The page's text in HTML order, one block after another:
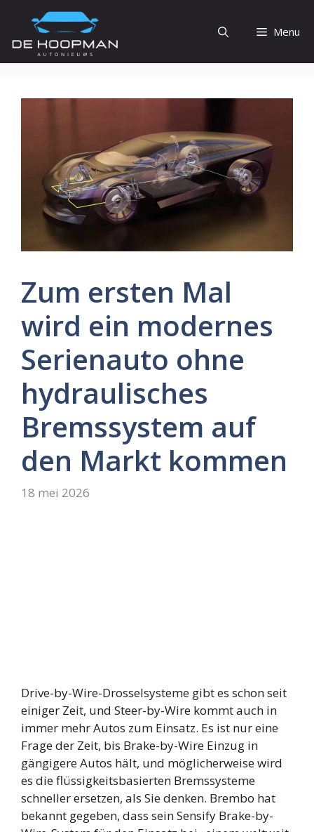
de
inhoud
Menu
Zum ersten Mal
wird ein modernes
Serienauto ohne
hydraulisches
Bremssystem auf
den Markt kommen
18 mei 2026
Drive-by-Wire-Drosselsysteme gibt es schon seit
einiger Zeit, und Steer-by-Wire kommt auch in
immer mehr Autos zum Einsatz. Es ist nur eine
Frage der Zeit, bis Brake-by-Wire Einzug in
gängigere Autos hält, und möglicherweise wird
es die flüssigkeitsbasierten Bremssysteme
schneller ersetzen, als Sie denken. Brembo hat
bekannt gegeben, dass sein Sensify Brake-by-